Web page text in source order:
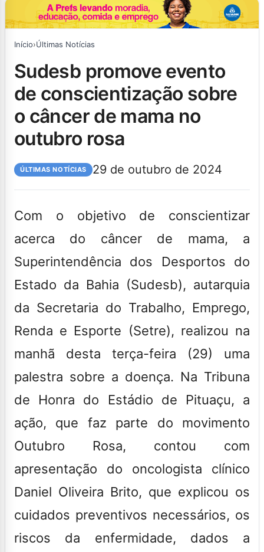
Início›Últimas Notícias
sudesb promove evento
de conscientização sobre
o câncer de mama no
outubro rosa
ÚLTIMAS NOTÍCIAS 29 de outubro de 2024
Com o objetivo de conscientizar
acerca do câncer de mama, a
Superintendência dos Desportos do
Estado da Bahia (Sudesb), autarquia
da Secretaria do Trabalho, Emprego,
Renda e Esporte (Setre), realizou na
manhã desta terça-feira (29) uma
palestra sobre a doença. Na Tribuna
de Honra do Estádio de Pituaçu, a
ação, que faz parte do movimento
Outubro Rosa, contou com
apresentação do oncologista clínico
Daniel Oliveira Brito, que explicou os
cuidados preventivos necessários, os
riscos da enfermidade, dados a